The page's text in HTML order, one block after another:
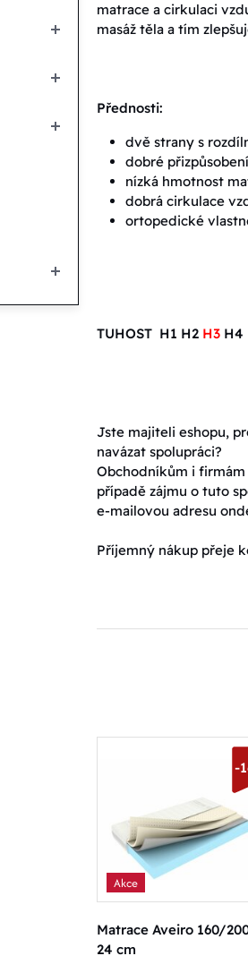
matrace a cirkulaci
masáž těla a tím
Přednosti:
dvě strany s
dobré
nízká hmotnost
dobrá cirkulace
ortopedické
TUHOST H1 H2 H3 H4
Jste majiteli eshopu,
navázat spolupráci?
Obchodníkům i firmám
případě zájmu o tuto
e-mailovou adresu
Příjemný nákup přeje
Akce
-
Matrace Aveiro 160/
24 cm